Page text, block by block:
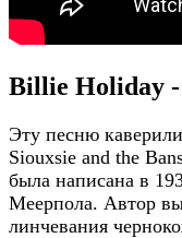
Billie Holiday
Эту песню
Siouxsie and the
была написана в
Меерпола. Автор
линчевания